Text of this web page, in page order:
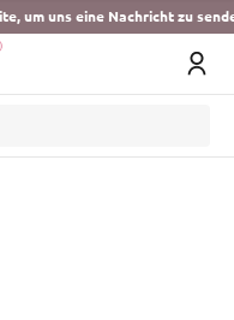
um uns eine Nachricht zu